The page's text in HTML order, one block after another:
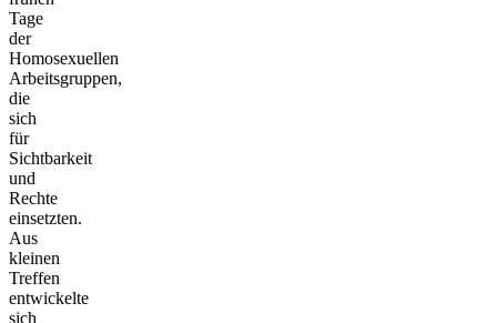
Tage
der
Homosexuellen
Arbeitsgruppen,
die
sich
für
Sichtbarkeit
und
Rechte
einsetzten.
Aus
kleinen
Treffen
entwickelte
sich